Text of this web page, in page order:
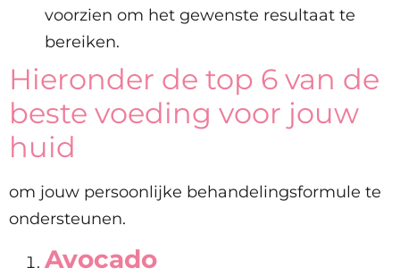
voorzien om het gewenste resultaat te
bereiken.
Hieronder de top 6 van de
beste voeding voor jouw
huid
om jouw persoonlijke behandelingsformule te
ondersteunen.
Avocado